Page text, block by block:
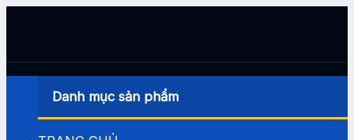
Danh mục sản phẩm